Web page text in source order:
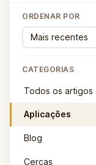
ORDENAR POR
CATEGORIAS
Todos os artigos
Aplicações
Blog
Cercas